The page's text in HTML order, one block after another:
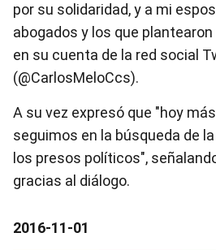
por su solidaridad, y a mi
abogados y los que
en su cuenta de la red social
(@CarlosMeloCcs).
A su vez expresó que "hoy
seguimos en la búsqueda de
los presos políticos",
gracias al diálogo.
2016-11-01